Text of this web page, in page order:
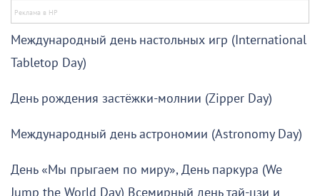
Международный день настольных игр (International
Tabletop Day)
День рождения застёжки-молнии (Zipper Day)
Международный день астрономии (Astronomy Day)
День «Мы прыгаем по миру», День паркура (We
Jump the World Day) Всемирный день тай-цзи и